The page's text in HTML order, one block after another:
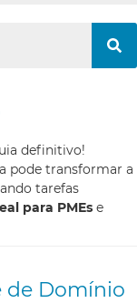
definitivo!
pode transformar a
tarefas
para PMEs e
de Domínio